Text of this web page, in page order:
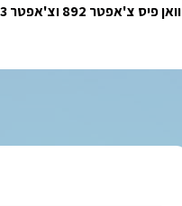
וואן פיס צ'אפטר 892 וצ'אפטר 13 מתורגמים לעברית!